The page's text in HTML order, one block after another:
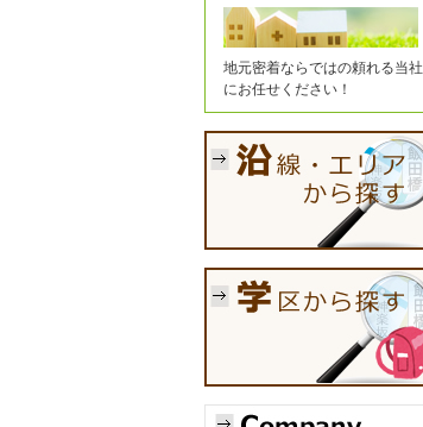
地元密着ならではの頼れる当社
にお任せください！